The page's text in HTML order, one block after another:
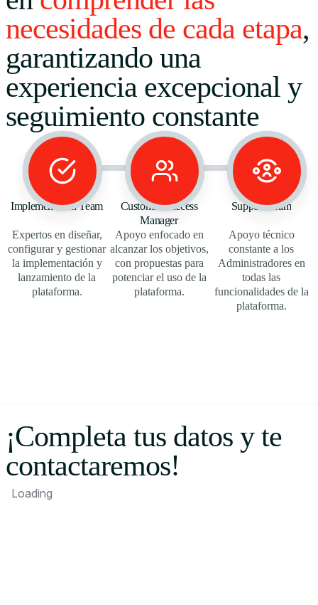
necesidades de cada etapa,
garantizando una
experiencia excepcional y
seguimiento constante
Implementation Team
Expertos en diseñar,
configurar y gestionar
la implementación y
lanzamiento de la
plataforma.
Customer Success
Manager
Apoyo enfocado en
alcanzar los objetivos,
con propuestas para
potenciar el uso de la
plataforma.
Support Team
Apoyo técnico
constante a los
Administradores en
todas las
funcionalidades de la
plataforma.
¡Completa tus datos y te
contactaremos!